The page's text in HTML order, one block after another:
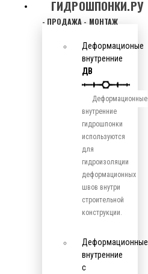
ГИДРОШПОНКИ.РУ
- ПРОДАЖА - МОНТАЖ
Деформационые
внутренние
ДВ
Деформационные
внутренние
гидрошпонки
используются
для
гидроизоляции
деформационных
швов внутри
строительной
конструкции.
Деформационные
внутренние
с